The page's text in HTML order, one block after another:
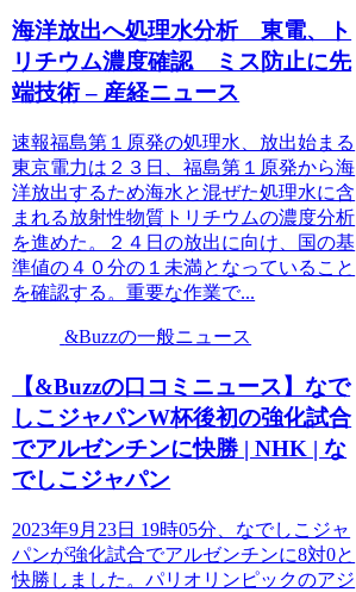
海洋放出へ処理水分析 東電、ト
リチウム濃度確認 ミス防止に先
端技術 – 産経ニュース
速報福島第１原発の処理水、放出始まる
東京電力は２３日、福島第１原発から海
洋放出するため海水と混ぜた処理水に含
まれる放射性物質トリチウムの濃度分析
を進めた。２４日の放出に向け、国の基
準値の４０分の１未満となっていること
を確認する。重要な作業で...
&Buzzの一般ニュース
【&Buzzの口コミニュース】なで
しこジャパンW杯後初の強化試合
でアルゼンチンに快勝 | NHK | な
でしこジャパン
2023年9月23日 19時05分、なでしこジャ
パンが強化試合でアルゼンチンに8対0と
快勝しました。パリオリンピックのアジ